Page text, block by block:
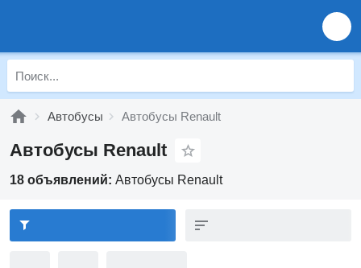
Автобусы Автобусы Renault
Автобусы Renault
18 объявлений: Автобусы Renault